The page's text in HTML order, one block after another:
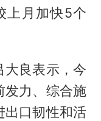
上月加快5个
大良表示，今
发力、综合施
出口韧性和活